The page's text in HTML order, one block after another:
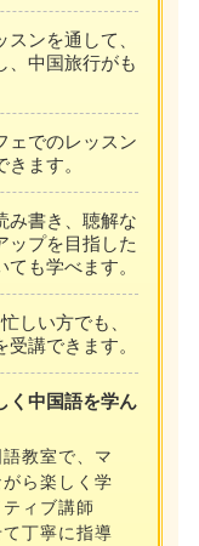
スンを通して、
、中国旅行がも
ェでのレッスン
ます。
み書き、聴解な
ップを目指した
も学べます。
忙しい方でも、
講できます。
く中国語を学ん
教室で、マ
ら楽しく学
ィブ講師
丁寧に指導